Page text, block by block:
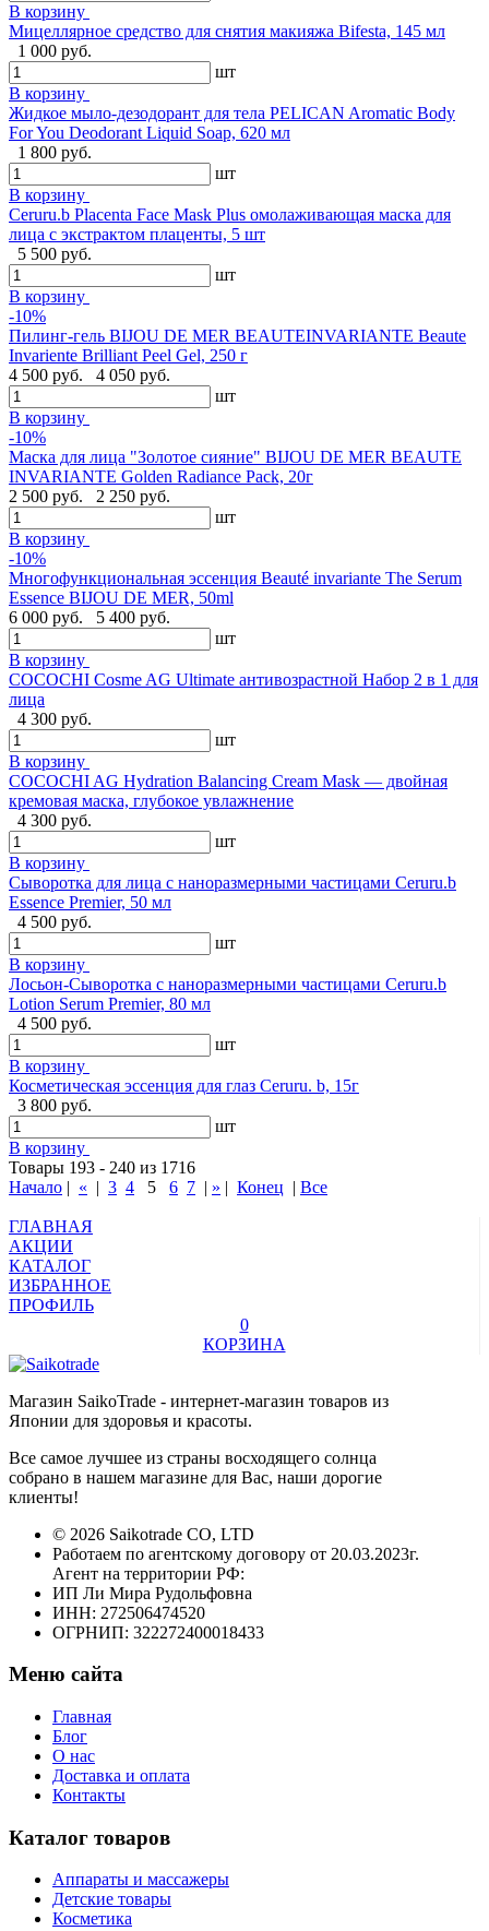
В корзину
Мицеллярное средство для снятия макияжа Bifesta, 145 мл
1 000 руб.
шт
В корзину
Жидкое мыло-дезодорант для тела PELICAN Aromatic Body
For You Deodorant Liquid Soap, 620 мл
1 800 руб.
шт
В корзину
Ceruru.b Placenta Face Mask Plus омолаживающая маска для
лица с экстрактом плаценты, 5 шт
5 500 руб.
шт
В корзину
-10%
Пилинг-гель BIJOU DE MER BEAUTEINVARIANTE Beaute
Invariente Brilliant Peel Gel, 250 г
4 500 руб.
4 050 руб.
шт
В корзину
-10%
Маска для лица "Золотое сияние" BIJOU DE MER BEAUTE
INVARIANTE Golden Radiance Pack, 20г
2 500 руб.
2 250 руб.
шт
В корзину
-10%
Многофункциональная эссенция Beauté invariante The Serum
Essence BIJOU DE MER, 50ml
6 000 руб.
5 400 руб.
шт
В корзину
COCOCHI Cosme AG Ultimate антивозрастной Набор 2 в 1 для
лица
4 300 руб.
шт
В корзину
COCOCHI AG Hydration Balancing Cream Mask — двойная
кремовая маска, глубокое увлажнение
4 300 руб.
шт
В корзину
Сыворотка для лица с наноразмерными частицами Ceruru.b
Essence Premier, 50 мл
4 500 руб.
шт
В корзину
Лосьон-Сыворотка с наноразмерными частицами Ceruru.b
Lotion Serum Premier, 80 мл
4 500 руб.
шт
В корзину
Косметическая эссенция для глаз Ceruru. b, 15г
3 800 руб.
шт
В корзину
Товары 193 - 240 из 1716
Начало | « | 3 4 5 6 7 | » | Конец | Все
ГЛАВНАЯ
АКЦИИ
КАТАЛОГ
ИЗБРАННОЕ
ПРОФИЛЬ
0
КОРЗИНА
Магазин SaikoTrade - интернет-магазин товаров из
Японии для здоровья и красоты.
Все самое лучшее из страны восходящего солнца
собрано в нашем магазине для Вас, наши дорогие
клиенты!
© 2026 Saikotrade CO, LTD
Работаем по агентскому договору от 20.03.2023г.
Агент на территории РФ:
ИП Ли Мира Рудольфовна
ИНН: 272506474520
ОГРНИП: 322272400018433
Меню сайта
Главная
Блог
О нас
Доставка и оплата
Контакты
Каталог товаров
Аппараты и массажеры
Детские товары
Косметика